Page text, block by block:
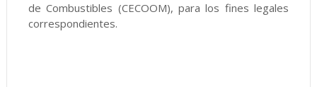
de Combustibles (CECOOM), para los fines legales
correspondientes.